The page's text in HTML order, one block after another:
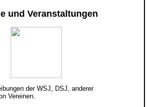
und Veranstaltungen
der WSJ, DSJ, anderer
Vereinen.